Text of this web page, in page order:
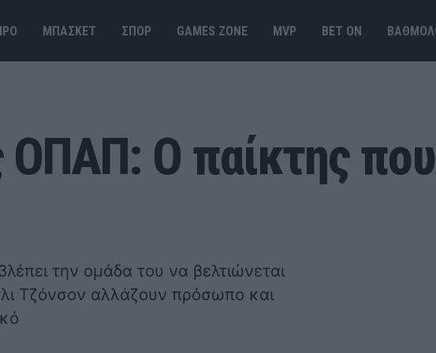
ΜΠΑΣΚΕΤ ΣΠΟΡ GAMES ΖΟΝΕ MVP BET ΟΝ
ΟΠΑΠ: Ο παίκτης
την ομάδα του να βελτιώνεται
Τζόνσον αλλάζουν πρόσωπο και